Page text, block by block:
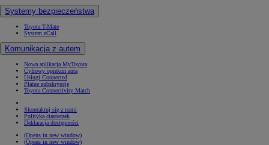
Systemy bezpieczeństwa
Toyota T-Mate
System eCall
Komunikacja z autem
Nowa aplikacja MyToyota
Cyfrowy opiekun auta
Usługi Connected
Płatne subskrypcje
Toyota Connectivity Match
Skontaktuj się z nami
Polityka ciasteczek
Deklaracja dostępności
(Opens in new window)
(Opens in new window)